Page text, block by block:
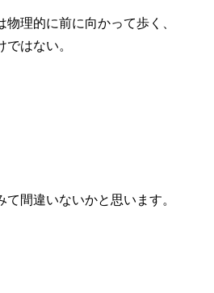
理的に前に向かって歩く、
はない。
て間違いないかと思います。